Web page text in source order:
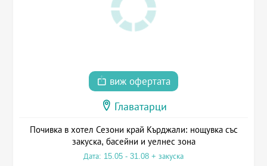
виж офертата
Главатарци
Почивка в хотел Сезони край Кърджали: нощувка със
закуска, басейни и уелнес зона
Дата: 15.05 - 31.08 + закуска